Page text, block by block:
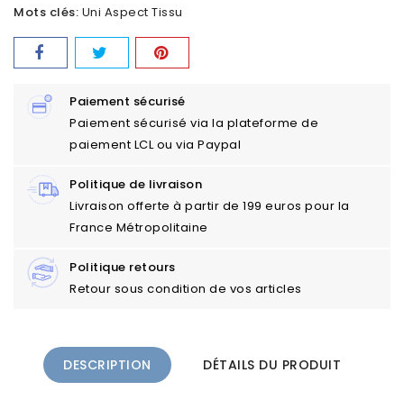
Mots clés: Uni Aspect Tissu
Paiement sécurisé
Paiement sécurisé via la plateforme de
paiement LCL ou via Paypal
Politique de livraison
Livraison offerte à partir de 199 euros pour la
France Métropolitaine
Politique retours
Retour sous condition de vos articles
DESCRIPTION DÉTAILS DU PRODUIT